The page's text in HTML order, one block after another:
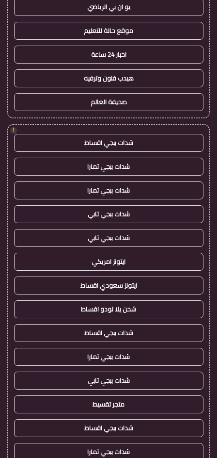
يو ان بي الرياضي
موقع حالة للتعليم
اخبار 24 ساعة
هيدب فنون وترفيه
صحيفة العالم
!
شدات ببجي اقساط
شدات ببجي تمارا
شدات ببجي تمارا
شدات ببجي تابي
شدات ببجي تابي
ايتونز امريكي
ايتونز سعودي اقساط
شحن يلا لودو اقساط
شدات ببجي اقساط
شدات ببجي تمارا
شدات ببجي تابي
متجر تقسيط
شدات ببجي اقساط
شدات ببجي تمارا